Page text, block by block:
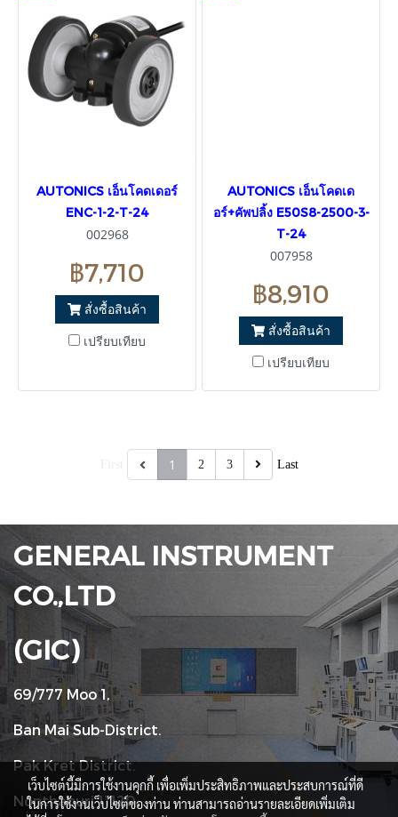
AUTONICS เอ็นโคดเดอร์
ENC-1-2-T-24
002968
฿7,710
สั่งซื้อสินค้า
เปรียบเทียบ
AUTONICS เอ็นโคดเด
อร์+คัพปลิ้ง E50S8-2500-3-
T-24
007958
฿8,910
สั่งซื้อสินค้า
เปรียบเทียบ
1 2 3 Last
GENERAL INSTRUMENT
CO.,LTD
(GIC)
69/777 Moo 1,
Ban Mai Sub-District.
Pak Kret District.
Nonthaburi 11120
เว็บไซต์นี้มีการใช้งานคุกกี้ เพื่อเพิ่มประสิทธิภาพและประสบการณ์ที่ดี
ในการใช้งานเว็บไซต์ของท่าน ท่านสามารถอ่านรายละเอียดเพิ่มเติม